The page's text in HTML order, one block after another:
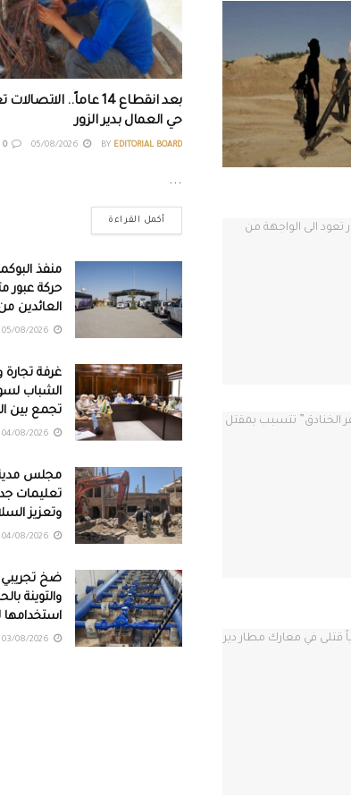
بعد انقطاع 14 عاماً..
حي العمال بدير الزور
BY EDITORIAL BOARD
0
...
أكمل القراءة
منفذ
حركة عبور
العائدين
غرفة تجارة
الشباب
تجمع بين
مجلس
تعليمات
وتعزيز
ضخ تجريبي
والتوينة